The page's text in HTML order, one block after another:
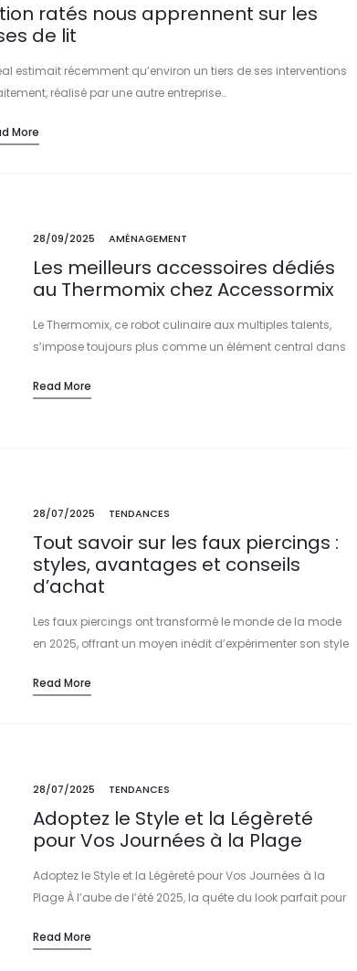
ratés nous apprennent sur les
de lit
estimait récemment qu’environ un tiers de ses interventions
réalisé par une autre entreprise…
More
28/09/2025 AMÉNAGEMENT
Les meilleurs accessoires dédiés
au Thermomix chez Accessormix
Le Thermomix, ce robot culinaire aux multiples talents,
s’impose toujours plus comme un élément central dans
intelligence technologique séduisent un nombre…
Read More
28/07/2025 TENDANCES
Tout savoir sur les faux piercings :
styles, avantages et conseils
d’achat
Les faux piercings ont transformé le monde de la mode
en 2025, offrant un moyen inédit d’expérimenter son style
tendance, ils séduisent par leur…
Read More
28/07/2025 TENDANCES
Adoptez le Style et la Légèreté
pour Vos Journées à la Plage
Adoptez le Style et la Légèreté pour Vos Journées à la
Plage À l’aube de l’été 2025, la quête du look parfait pour
Read More